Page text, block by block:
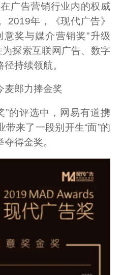
广告营销行业内的权威
2019年，《现代广告》
奖与媒介营销奖”升级
为探索互联网广告、数字
持续领航。
麦郎力捧金奖
”的评选中，网易有道携
带来了一段别开生“面”的
得金奖。